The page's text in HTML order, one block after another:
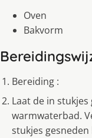
Oven
Bakvorm
Bereiding :
Laat de in
warmwaterbad.
stukjes